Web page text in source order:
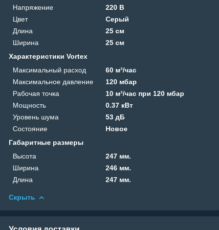
Напряжение
220 В
Цвет
Серый
Длина
25 см
Ширина
25 см
Характеристики Vortex
Максимальный расход
60 м³/час
Максимальное давление
120 мбар
Рабочая точка
10 м³/час при 120 мбар
Мощность
0.37 кВт
Уровень шума
53 дБ
Состояние
Новое
Габаритные размеры
Высота
247 мм.
Ширина
246 мм.
Длина
247 мм.
Скрыть